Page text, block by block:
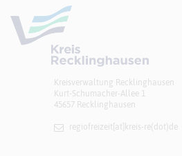
Kreisverwaltung Recklinghausen
Kurt-Schumacher-Allee 1
45657 Recklinghausen
regiofreizeit[at]​kreis-re(dot)de